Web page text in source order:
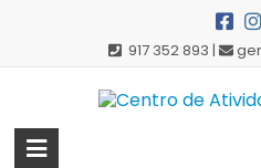
917 352 893 |
Centro